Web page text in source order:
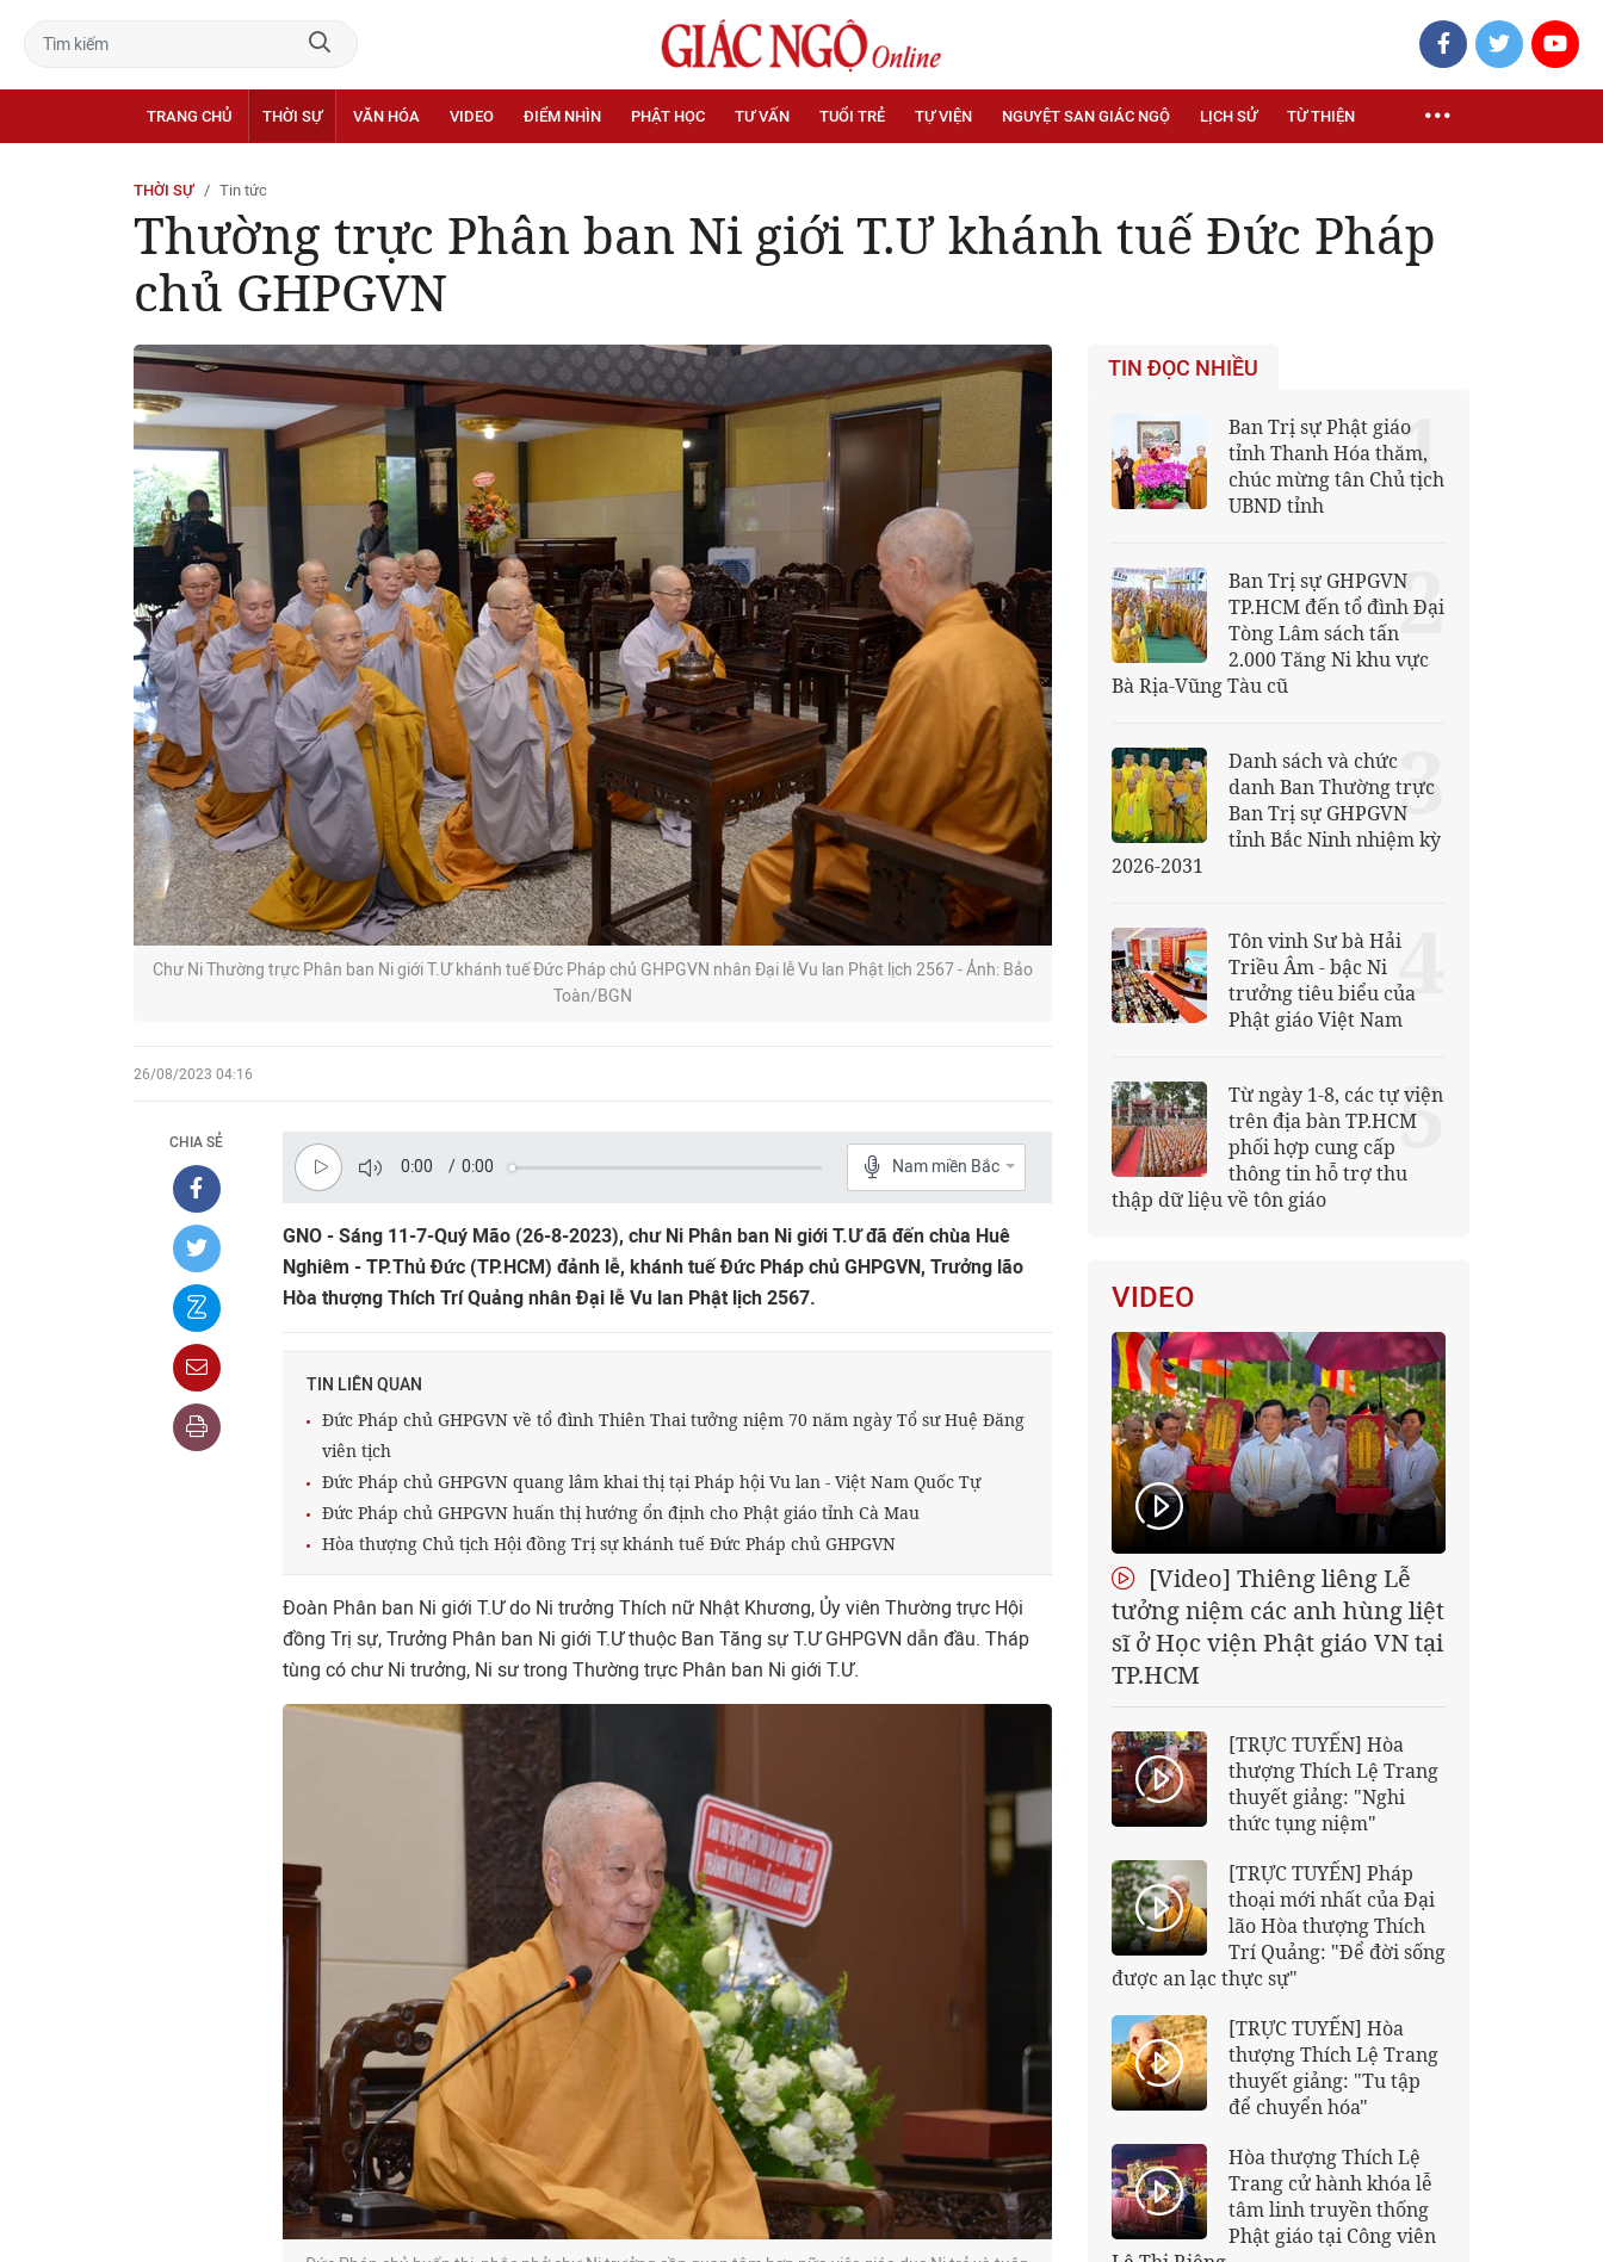
TRANG CHỦ THỜI SỰ VĂN HÓA VIDEO ĐIỂM NHÌN PHẬT HỌC TƯ VẤN TUỔI TRẺ TỰ VIỆN NGUYỆT SAN GIÁC NGỘ LỊCH SỬ TỪ THIỆN
THỜI SỰ Tin tức
Thường trực Phân ban Ni giới T.Ư khánh tuế Đức Pháp
chủ GHPGVN
Chư Ni Thường trực Phân ban Ni giới T.Ư khánh tuế Đức Pháp chủ GHPGVN nhân Đại lễ Vu lan Phật lịch 2567 - Ảnh: Bảo
Toàn/BGN
26/08/2023 04:16
CHIA SẺ
0:00 / 0:00 Nam miền Bắc
GNO - Sáng 11-7-Quý Mão (26-8-2023), chư Ni Phân ban Ni giới T.Ư đã đến chùa Huê
Nghiêm - TP.Thủ Đức (TP.HCM) đảnh lễ, khánh tuế Đức Pháp chủ GHPGVN, Trưởng lão
Hòa thượng Thích Trí Quảng nhân Đại lễ Vu lan Phật lịch 2567.
TIN LIÊN QUAN
Đức Pháp chủ GHPGVN về tổ đình Thiên Thai tưởng niệm 70 năm ngày Tổ sư Huệ Đăng
viên tịch
Đức Pháp chủ GHPGVN quang lâm khai thị tại Pháp hội Vu lan - Việt Nam Quốc Tự
Đức Pháp chủ GHPGVN huấn thị hướng ổn định cho Phật giáo tỉnh Cà Mau
Hòa thượng Chủ tịch Hội đồng Trị sự khánh tuế Đức Pháp chủ GHPGVN
Đoàn Phân ban Ni giới T.Ư do Ni trưởng Thích nữ Nhật Khương, Ủy viên Thường trực Hội
đồng Trị sự, Trưởng Phân ban Ni giới T.Ư thuộc Ban Tăng sự T.Ư GHPGVN dẫn đầu. Tháp
tùng có chư Ni trưởng, Ni sư trong Thường trực Phân ban Ni giới T.Ư.
TIN ĐỌC NHIỀU
Ban Trị sự Phật giáo
tỉnh Thanh Hóa thăm,
chúc mừng tân Chủ tịch
UBND tỉnh
1
Ban Trị sự GHPGVN
TP.HCM đến tổ đình Đại
Tòng Lâm sách tấn
2.000 Tăng Ni khu vực
Bà Rịa-Vũng Tàu cũ
2
Danh sách và chức
danh Ban Thường trực
Ban Trị sự GHPGVN
tỉnh Bắc Ninh nhiệm kỳ
2026-2031
3
Tôn vinh Sư bà Hải
Triều Âm - bậc Ni
trưởng tiêu biểu của
Phật giáo Việt Nam
4
Từ ngày 1-8, các tự viện
trên địa bàn TP.HCM
phối hợp cung cấp
thông tin hỗ trợ thu
thập dữ liệu về tôn giáo
5
VIDEO
[Video] Thiêng liêng Lễ
tưởng niệm các anh hùng liệt
sĩ ở Học viện Phật giáo VN tại
TP.HCM
[TRỰC TUYẾN] Hòa
thượng Thích Lệ Trang
thuyết giảng: "Nghi
thức tụng niệm"
[TRỰC TUYẾN] Pháp
thoại mới nhất của Đại
lão Hòa thượng Thích
Trí Quảng: "Để đời sống
được an lạc thực sự"
[TRỰC TUYẾN] Hòa
thượng Thích Lệ Trang
thuyết giảng: "Tu tập
để chuyển hóa"
Hòa thượng Thích Lệ
Trang cử hành khóa lễ
tâm linh truyền thống
Phật giáo tại Công viên